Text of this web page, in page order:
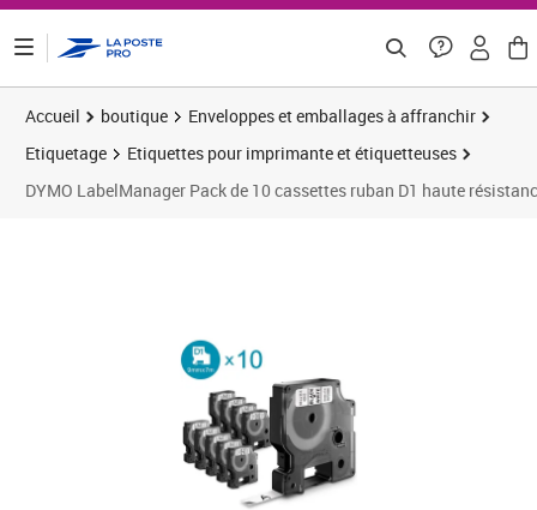
Accueil boutique
Enveloppes et emballages à affranchir
Etiquetage
Etiquettes pour imprimante et étiquetteuses
DYMO LabelManager Pack de 10 cassettes ruban D1 haute